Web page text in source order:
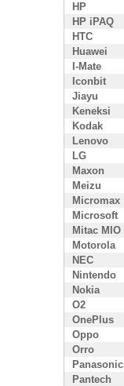
HP
HP iPAQ
HTC
Huawei
I-Mate
Iconbit
Jiayu
Keneksi
Kodak
Lenovo
LG
Maxon
Meizu
Micromax
Microsoft
Mitac MIO
Motorola
NEC
Nintendo
Nokia
O2
OnePlus
Oppo
Orro
Panasonic
Pantech